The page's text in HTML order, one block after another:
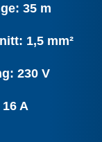
35 m
1,5 mm²
230 V
A